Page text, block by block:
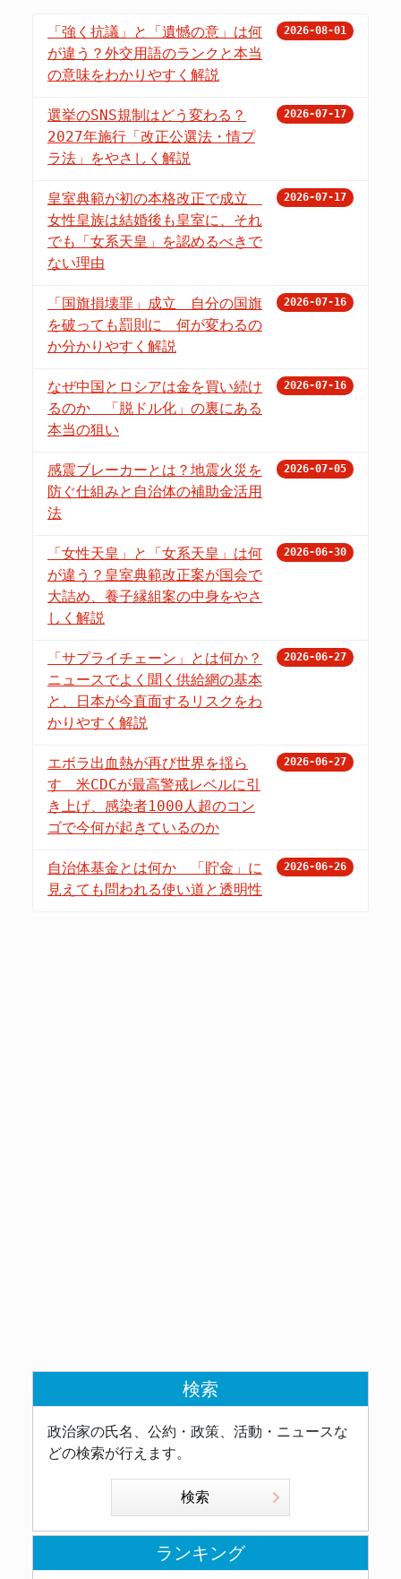
「強く抗議」と「遺憾の意」は何
が違う？外交用語のランクと本当
の意味をわかりやすく解説
2026-08-01
選挙のSNS規制はどう変わる？
2027年施行「改正公選法・情プ
ラ法」をやさしく解説
2026-07-17
皇室典範が初の本格改正で成立
女性皇族は結婚後も皇室に、それ
でも「女系天皇」を認めるべきで
ない理由
2026-07-17
「国旗損壊罪」成立 自分の国旗
を破っても罰則に 何が変わるの
か分かりやすく解説
2026-07-16
なぜ中国とロシアは金を買い続け
るのか 「脱ドル化」の裏にある
本当の狙い
2026-07-16
感震ブレーカーとは？地震火災を
防ぐ仕組みと自治体の補助金活用
法
2026-07-05
「女性天皇」と「女系天皇」は何
が違う？皇室典範改正案が国会で
大詰め、養子縁組案の中身をやさ
しく解説
2026-06-30
「サプライチェーン」とは何か？
ニュースでよく聞く供給網の基本
と、日本が今直面するリスクをわ
かりやすく解説
2026-06-27
エボラ出血熱が再び世界を揺ら
す 米CDCが最高警戒レベルに引
き上げ、感染者1000人超のコン
ゴで今何が起きているのか
2026-06-27
自治体基金とは何か 「貯金」に
見えても問われる使い道と透明性
2026-06-26
検索
政治家の氏名、公約・政策、活動・ニュースな
どの検索が行えます。
検索
ランキング